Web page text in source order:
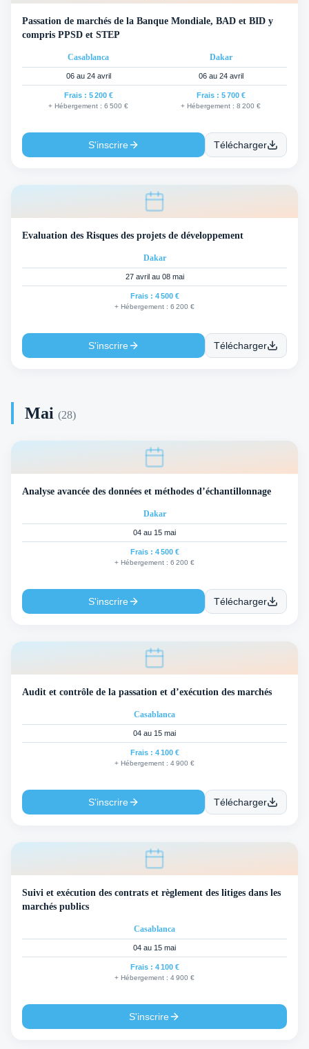
Passation de marchés de la Banque Mondiale, BAD et BID y
compris PPSD et STEP
Casablanca Dakar
06 au 24 avril 06 au 24 avril
Frais : 5 200 €
+ Hébergement : 6 500 €
Frais : 5 700 €
+ Hébergement : 8 200 €
S'inscrire Télécharger
Evaluation des Risques des projets de développement
Dakar
27 avril au 08 mai
Frais : 4 500 €
+ Hébergement : 6 200 €
S'inscrire Télécharger
Mai (28)
Analyse avancée des données et méthodes d’échantillonnage
Dakar
04 au 15 mai
Frais : 4 500 €
+ Hébergement : 6 200 €
S'inscrire Télécharger
Audit et contrôle de la passation et d’exécution des marchés
Casablanca
04 au 15 mai
Frais : 4 100 €
+ Hébergement : 4 900 €
S'inscrire Télécharger
Suivi et exécution des contrats et règlement des litiges dans les
marchés publics
Casablanca
04 au 15 mai
Frais : 4 100 €
+ Hébergement : 4 900 €
S'inscrire